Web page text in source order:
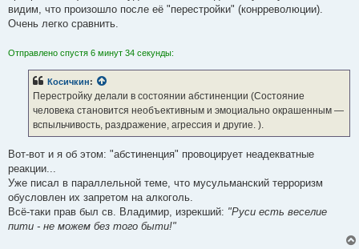
видим, что произошло после её "перестройки" (конрреволюции).
Очень легко сравнить.
Отправлено спустя 6 минут 34 секунды:
Косичкин:
Перестройку делали в состоянии абстиненции (Состояние
человека становится необъективным и эмоциально окрашенным —
вспыльчивость, раздражение, агрессия и другие. ).
Вот-вот и я об этом: "абстиненция" провоцирует неадекватные
реакции...
Уже писал в параллельной теме, что мусульманский терроризм
обусловлен их запретом на алкоголь.
Всё-таки прав был св. Владимир, изрекший: "Руси есть веселие
пити - не можем без того быти!"